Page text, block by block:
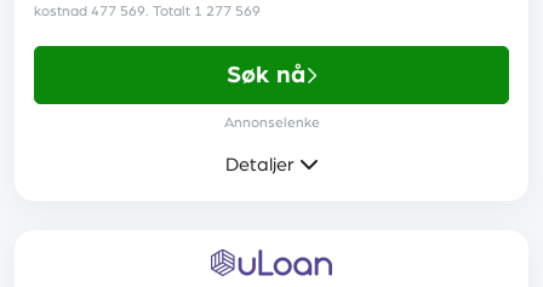
En fast inntekt fra arbeid eller pensjon
kostnad 477 569. Totalt 1 277 569
Søk nå
Annonselenke
Detaljer
Mer informasjon